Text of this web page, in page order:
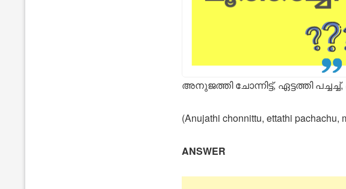
അനുജത്തി ചോന്നിട്ട്, ഏട്ടത്തി
(Anujathi chonnittu, ettathi pachachu,
ANSWER